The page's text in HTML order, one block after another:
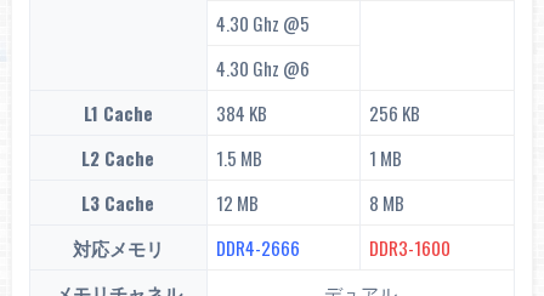
4.30 Ghz @5
4.30 Ghz @6
L1 Cache
384 KB
256 KB
L2 Cache
1.5 MB
1 MB
L3 Cache
12 MB
8 MB
対応メモリ
DDR4-2666
DDR3-1600